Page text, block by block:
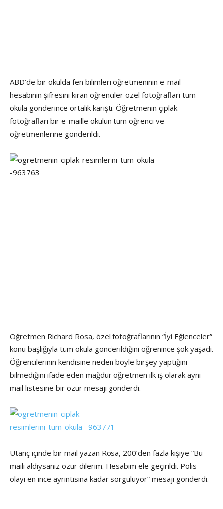
ABD’de bir okulda fen bilimleri öğretmeninin e-mail
hesabının şifresini kıran öğrenciler özel fotoğrafları tüm
okula gönderince ortalık karıştı. Öğretmenin çıplak
fotoğrafları bir e-maille okulun tüm öğrenci ve
öğretmenlerine gönderildi.
Öğretmen Richard Rosa, özel fotoğraflarının “İyi Eğlenceler”
konu başlığıyla tüm okula gönderildiğini öğrenince şok yaşadı.
Öğrencilerinin kendisine neden böyle birşey yaptığını
bilmediğini ifade eden mağdur öğretmen ilk iş olarak aynı
mail listesine bir özür mesajı gönderdi.
Utanç içinde bir mail yazan Rosa, 200’den fazla kişiye “Bu
maili aldıysanız özür dilerim. Hesabım ele geçirildi. Polis
olayı en ince ayrıntısına kadar sorguluyor” mesajı gönderdi.